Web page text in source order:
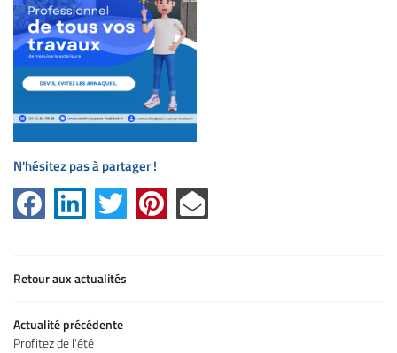
N'hésitez pas à partager !
Retour aux actualités
Actualité précédente
Profitez de l'été